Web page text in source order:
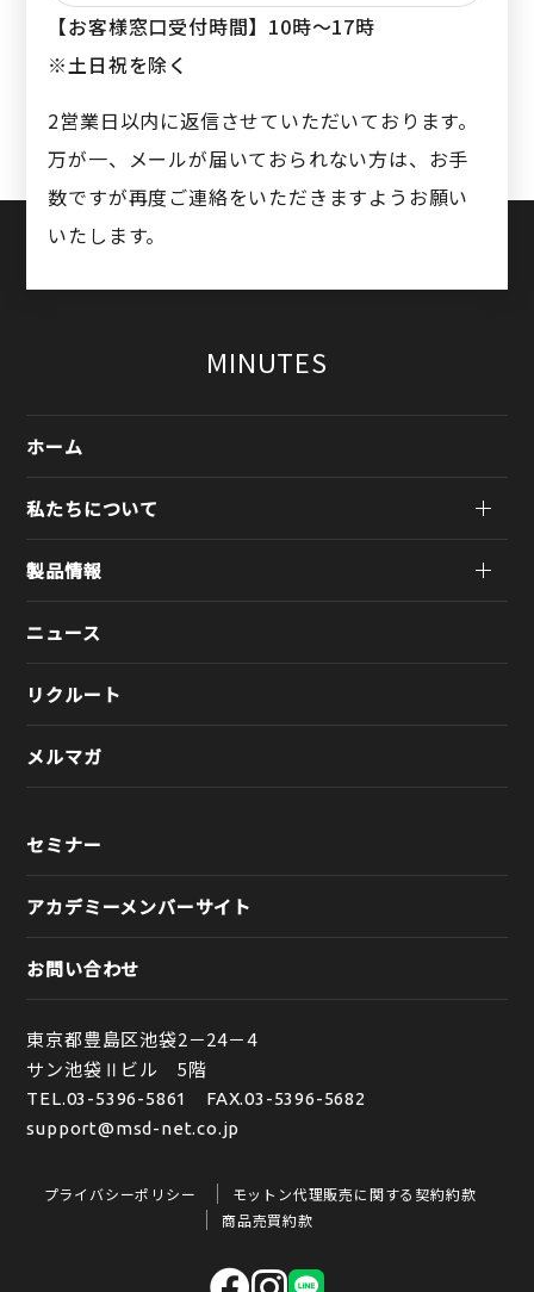
【お客様窓口受付時間】 10時〜17時
※土日祝を除く
2営業日以内に返信させていただいております。
万が一、メールが届いておられない方は、お手
数ですが再度ご連絡をいただきますようお願い
いたします。
MINUTES
ホーム
私たちについて
製品情報
ニュース
リクルート
メルマガ
セミナー
アカデミーメンバーサイト
お問い合わせ
東京都豊島区池袋2－24－4
サン池袋Ⅱビル 5階
TEL.03-5396-5861
FAX.03-5396-5682
support@msd-net.co.jp
プライバシーポリシー
モットン代理販売に関する契約約款
商品売買約款